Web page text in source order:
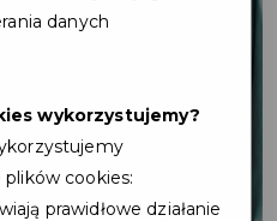
danych
wykorzystujemy?
cookies:
prawidłowe działanie